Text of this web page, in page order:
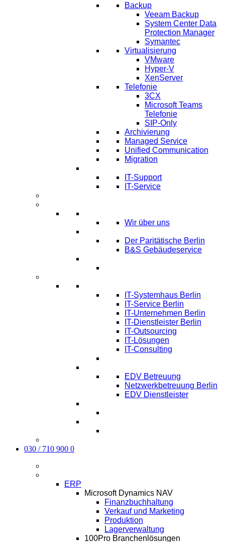
Backup
Veeam Backup
System Center Data
Protection Manager
Symantec
Virtualisierung
VMware
Hyper-V
XenServer
Telefonie
3CX
Microsoft Teams
Telefonie
SIP-Only
Archivierung
Managed Service
Unified Communication
Migration
IT-Support
IT-Service
Wir über uns
Der Paritätische Berlin
B&S Gebäudeservice
IT-Systemhaus Berlin
IT-Service Berlin
IT-Unternehmen Berlin
IT-Dienstleister Berlin
IT-Outsourcing
IT-Lösungen
IT-Consulting
EDV Betreuung
Netzwerkbetreuung Berlin
EDV Dienstleister
030 / 710 900 0
ERP
Microsoft Dynamics NAV
Finanzbuchhaltung
Verkauf und Marketing
Produktion
Lagerverwaltung
100Pro Branchenlösungen